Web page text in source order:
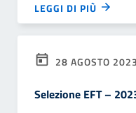
LEGGI DI PIÙ
28 AGOSTO 2023
Selezione EFT –